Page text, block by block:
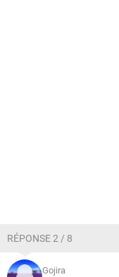
RÉPONSE 2 / 8
Gojira